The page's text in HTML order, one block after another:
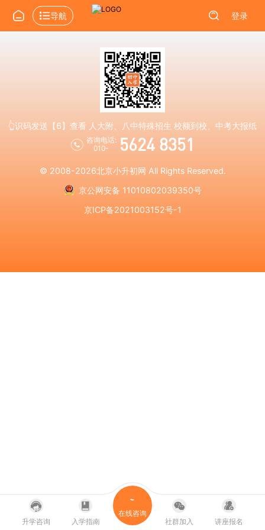
导航 登录
👆识码发送【6】查看 人大附、八中特殊招生 校额到校、中考大报纸
咨询电话:
010-
5624 8351
© 2008-2026北京小升初网 All Rights Reserved.
京公网安备 11010802039350号
京ICP备2021003152号-1
升学咨询 入学指南
在线咨询
社群加入
讲座报名